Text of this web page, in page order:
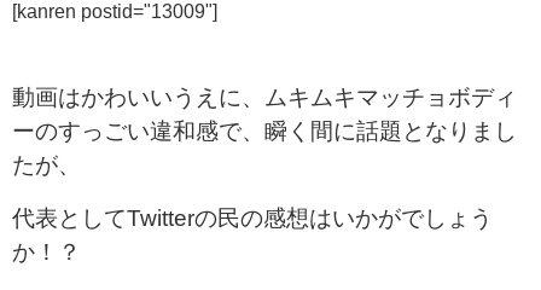
[kanren postid="13009"]
動画はかわいいうえに、ムキムキマッチョボディ
ーのすっごい違和感で、瞬く間に話題となりまし
たが、
代表としてTwitterの民の感想はいかがでしょう
か！？